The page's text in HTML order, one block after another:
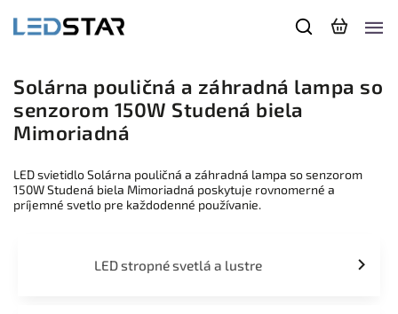
Solárna pouličná a záhradná lampa so
senzorom 150W Studená biela
Mimoriadná
LED svietidlo Solárna pouličná a záhradná lampa so senzorom
150W Studená biela Mimoriadná poskytuje rovnomerné a
príjemné svetlo pre každodenné používanie.
LED stropné svetlá a lustre